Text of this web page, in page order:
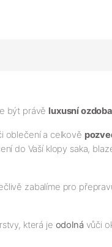
být právě luxusní
oblečení a celkově
do Vaší klopy saka,
zabalíme pro
která je odolnávůči